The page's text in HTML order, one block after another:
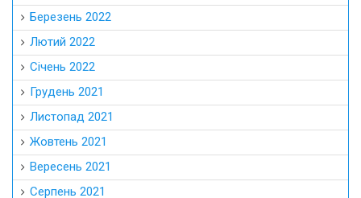
Березень 2022
Лютий 2022
Січень 2022
Грудень 2021
Листопад 2021
Жовтень 2021
Вересень 2021
Серпень 2021